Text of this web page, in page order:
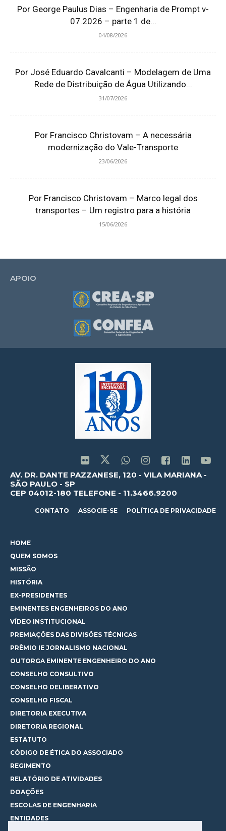
Por George Paulus Dias – Engenharia de Prompt v-
07.2026 – parte 1 de...
04/08/2026
Por José Eduardo Cavalcanti – Modelagem de Uma
Rede de Distribuição de Água Utilizando...
31/07/2026
Por Francisco Christovam – A necessária
modernização do Vale-Transporte
23/06/2026
Por Francisco Christovam – Marco legal dos
transportes – Um registro para a história
15/06/2026
APOIO
AV. DR. DANTE PAZZANESE, 120 - VILA MARIANA -
SÃO PAULO - SP
CEP 04012-180 TELEFONE - 11.3466.9200
CONTATO ASSOCIE-SE POLÍTICA DE PRIVACIDADE
HOME
QUEM SOMOS
MISSÃO
HISTÓRIA
EX-PRESIDENTES
EMINENTES ENGENHEIROS DO ANO
VÍDEO INSTITUCIONAL
PREMIAÇÕES DAS DIVISÕES TÉCNICAS
PRÊMIO IE JORNALISMO NACIONAL
OUTORGA EMINENTE ENGENHEIRO DO ANO
CONSELHO CONSULTIVO
CONSELHO DELIBERATIVO
CONSELHO FISCAL
DIRETORIA EXECUTIVA
DIRETORIA REGIONAL
ESTATUTO
CÓDIGO DE ÉTICA DO ASSOCIADO
REGIMENTO
RELATÓRIO DE ATIVIDADES
DOAÇÕES
ESCOLAS DE ENGENHARIA
ENTIDADES